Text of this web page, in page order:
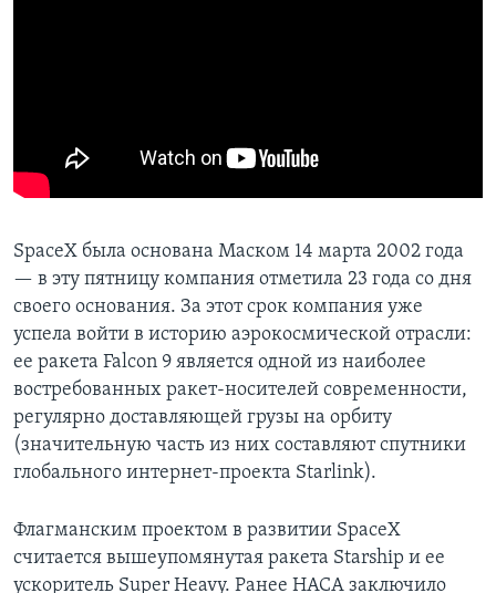
SpaceX была основана Маском 14 марта 2002 года
— в эту пятницу компания отметила 23 года со дня
своего основания. За этот срок компания уже
успела войти в историю аэрокосмической отрасли:
ее ракета Falcon 9 является одной из наиболее
востребованных ракет-носителей современности,
регулярно доставляющей грузы на орбиту
(значительную часть из них составляют спутники
глобального интернет-проекта Starlink).
Флагманским проектом в развитии SpaceX
считается вышеупомянутая ракета Starship и ее
ускоритель Super Heavy. Ранее НАСА заключило